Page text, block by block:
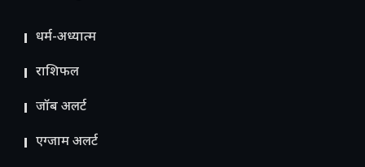
धर्म-अध्यात्म
राशिफल
जॉब अलर्ट
एग्जाम अलर्ट